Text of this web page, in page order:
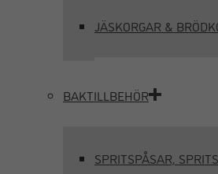
JÄSKORGAR &
BAKTILLBEHÖR
SPRITSPÅSAR,